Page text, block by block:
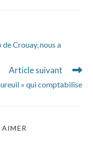
Crouay, nous a
Article suivant
» qui comptabilise